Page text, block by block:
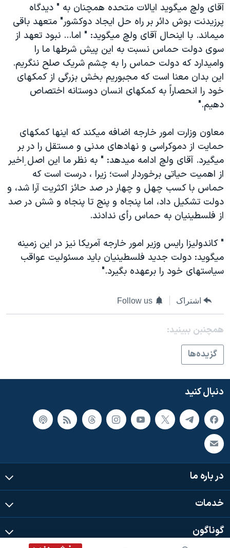
آقای ولچ ميگويد ايالات متحده همچنان به " ديدگاه
پرزيدنت بوش دائر بر راه حل ايجاد دوکشور" متعهد باقی
ميماند. با اينحال آقای ولچ ميگويد: " اما... نبود تعهد از
سوی دولت حماس نسبت به اين پيش شرطها ما را
واميدارد که دولت حماس را به چشم شريک صلح ننگريم.
اين بدان معنا است که مجبوريم بخش بزرگی از کمکهای
خود را انحصاراً به کمکهای انسان دوستانه اختصاص
دهيم."
معاون وزارت امور خارجه اضافه ميکند که اينها کمکهای
حمايت از دموکراسی و نهادهای مدنی و مستقل را در بر
ميگيرد. آقای ولچ ادامه ميدهد: " به نظر ما اين اصل ِاخير
از اهميت حياتی برخوردار است؛ زيرا ، درست است که
حماس با کسب چهل و چهار در صد حائز اکثريت آرا شد، و
دولت تشکيل داد، اما پنجاه و پنج تا پنجاه و شش در صد
از فلسطينيان به حماس رأی ندادند.
" کاندوليزا رايس وزير امور خارجه آمريکا نيز در اين زمينه
ميگويد: دولت جديد فلسطينيان بايد مسئوليت عواقب
سياستهای خود را برعهده بگيرد."
اشتراک Follow us
همچنبن ببینید:
گزيده‌ها
دنبال کنید
در باره ما
خدمات
گوناگون